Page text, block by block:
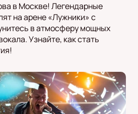
в Москве! Легендарные
на арене «Лужники» с
в атмосферу мощных
Узнайте, как стать